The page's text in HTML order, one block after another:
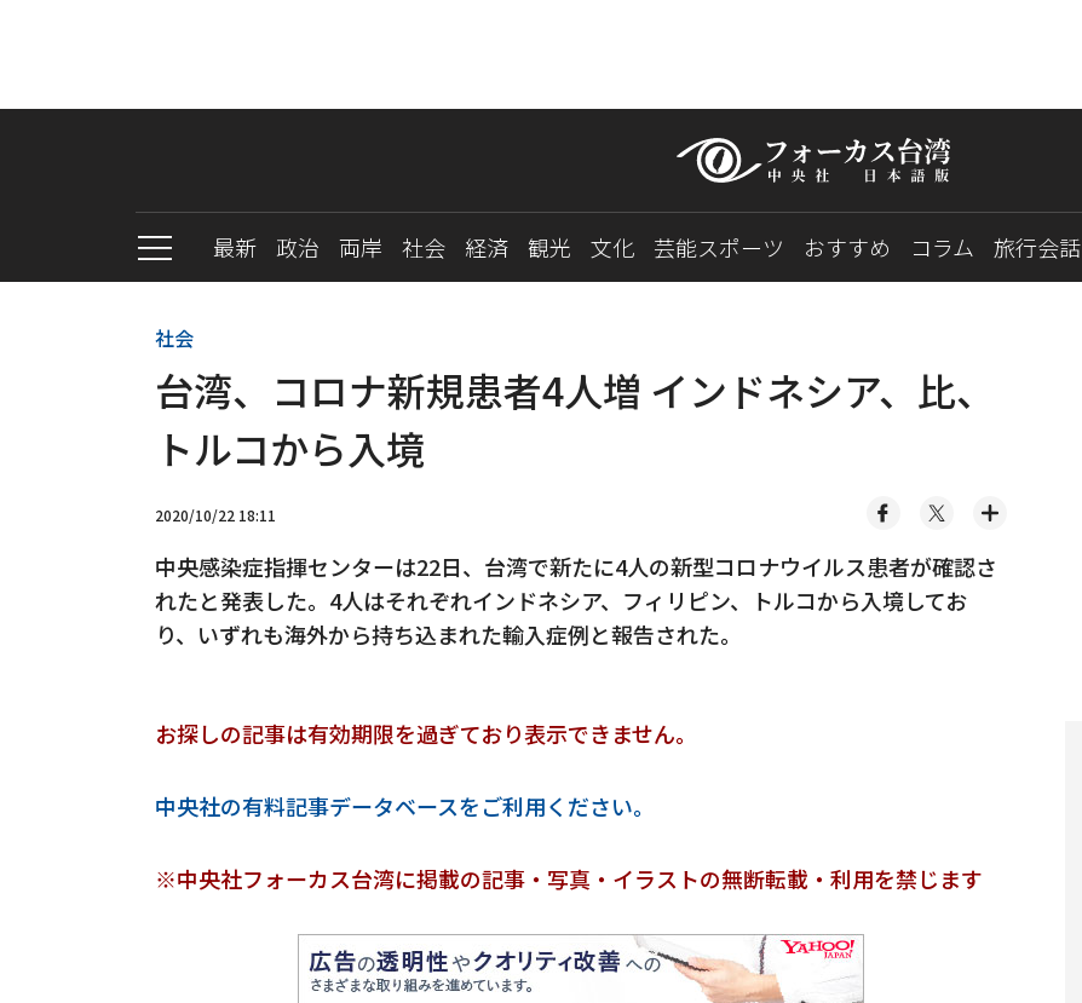
最新 政治 両岸 社会 経済 観光 文化 芸能スポーツ おすすめ コラム 旅行会話
社会
台湾、コロナ新規患者4人増 インドネシア、比、
トルコから入境
2020/10/22 18:11
中央感染症指揮センターは22日、台湾で新たに4人の新型コロナウイルス患者が確認さ
れたと発表した。4人はそれぞれインドネシア、フィリピン、トルコから入境してお
り、いずれも海外から持ち込まれた輸入症例と報告された。
お探しの記事は有効期限を過ぎており表示できません。
中央社の有料記事データベースをご利用ください。
※中央社フォーカス台湾に掲載の記事・写真・イラストの無断転載・利用を禁じます